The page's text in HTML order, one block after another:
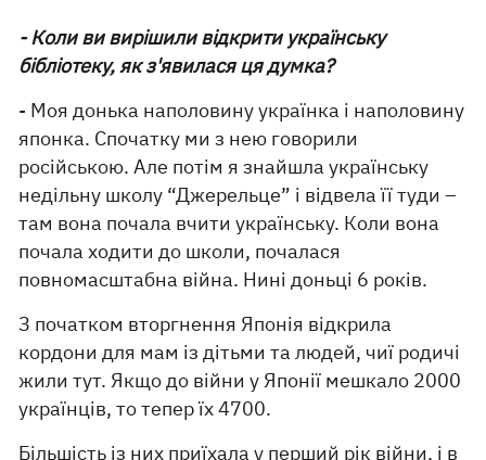
- Коли ви вирішили відкрити українську
бібліотеку, як з'явилася ця думка?
- Моя донька наполовину українка і наполовину
японка. Спочатку ми з нею говорили
російською. Але потім я знайшла українську
недільну школу “Джерельце” і відвела її туди –
там вона почала вчити українську. Коли вона
почала ходити до школи, почалася
повномасштабна війна. Нині доньці 6 років.
З початком вторгнення Японія відкрила
кордони для мам із дітьми та людей, чиї родичі
жили тут. Якщо до війни у ​​Японії мешкало 2000
українців, то тепер їх 4700.
Більшість із них приїхала у перший рік війни, і в